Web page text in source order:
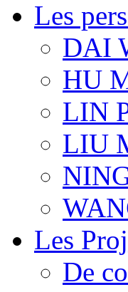
Les
DAI
HU
LIN
LIU
Les
De